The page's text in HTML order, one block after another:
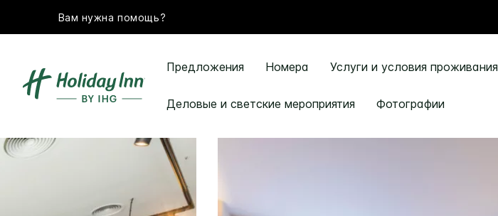
Вам нужна помощь?
Предложения Номера Услуги и условия проживания
Деловые и светские мероприятия Фотографии